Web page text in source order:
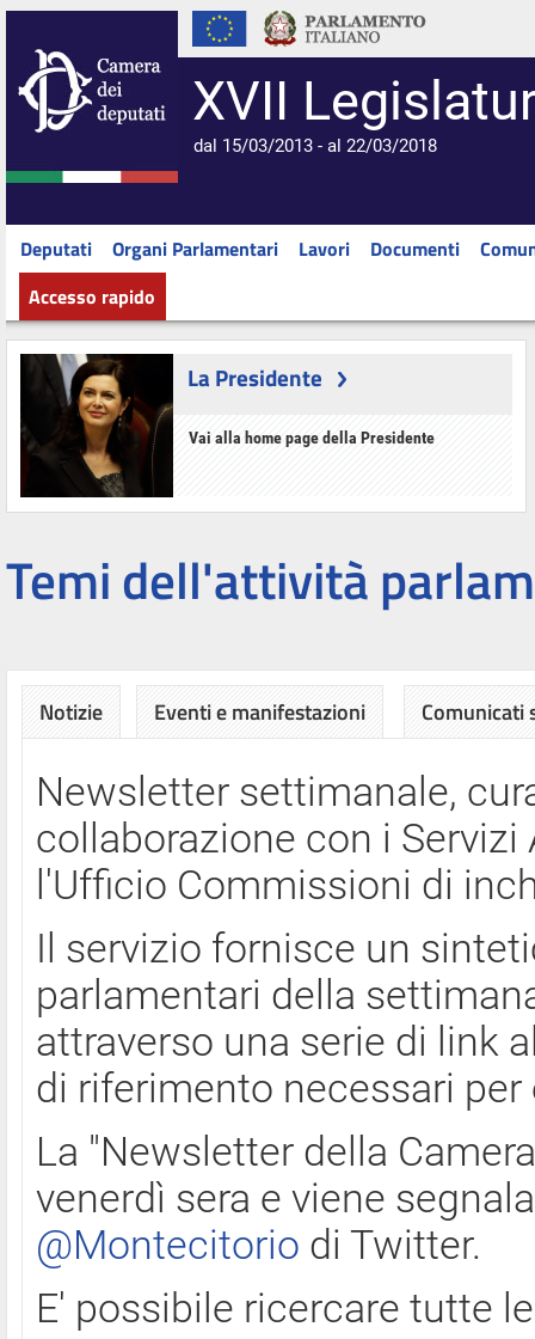
XVII
dal 15/03/2013 - al 22/03/2018
Deputati Organi Parlamentari Lavori Documenti
Accesso rapido
La Presidente
Vai alla home page della Presidente
Temi dell'attività
Notizie Eventi e manifestazioni Comunicati
Newsletter settimanale,
collaborazione con i
l'Ufficio Commissioni di
Il servizio fornisce un
parlamentari della
attraverso una serie di link
di riferimento necessari
La "Newsletter della
venerdì sera e viene
@Montecitorio di Twitter.
E' possibile ricercare tutte